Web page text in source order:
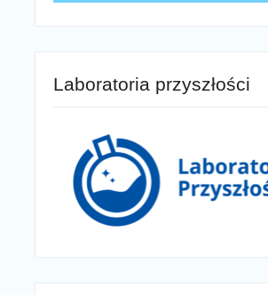
Laboratoria przyszłości